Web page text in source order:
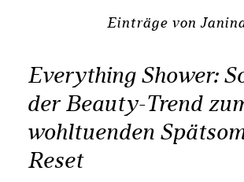
Einträge von
Everything Shower:
der Beauty-Trend
wohltuenden
Reset